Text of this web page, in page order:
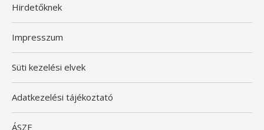
Hirdetőknek
Impresszum
Süti kezelési elvek
Adatkezelési tájékoztató
ÁSZF